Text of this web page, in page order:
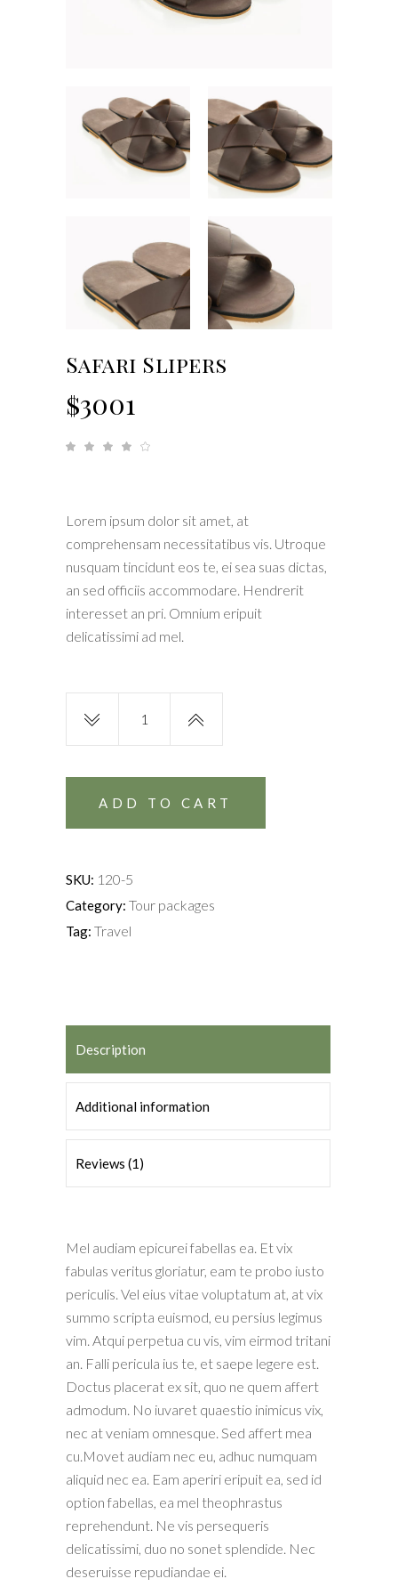
Safari Slipers
$3001
rating
Lorem ipsum dolor sit amet, at
comprehensam necessitatibus vis. Utroque
nusquam tincidunt eos te, ei sea suas dictas,
an sed officiis accommodare. Hendrerit
interesset an pri. Omnium eripuit
delicatissimi ad mel.
Slipers
quantity
ADD TO CART
SKU: 120-5
Category: Tour packages
Tag: Travel
Description
Additional information
Reviews (1)
Mel audiam epicurei fabellas ea. Et vix
fabulas veritus gloriatur, eam te probo iusto
periculis. Vel eius vitae voluptatum at, at vix
summo scripta euismod, eu persius legimus
vim. Atqui perpetua cu vis, vim eirmod tritani
an. Falli pericula ius te, et saepe legere est.
Doctus placerat ex sit, quo ne quem affert
admodum. No iuvaret quaestio inimicus vix,
nec at veniam omnesque. Sed affert mea
cu.Movet audiam nec eu, adhuc numquam
aliquid nec ea. Eam aperiri eripuit ea, sed id
option fabellas, ea mel theophrastus
reprehendunt. Ne vis persequeris
delicatissimi, duo no sonet splendide. Nec
deseruisse repudiandae ei.